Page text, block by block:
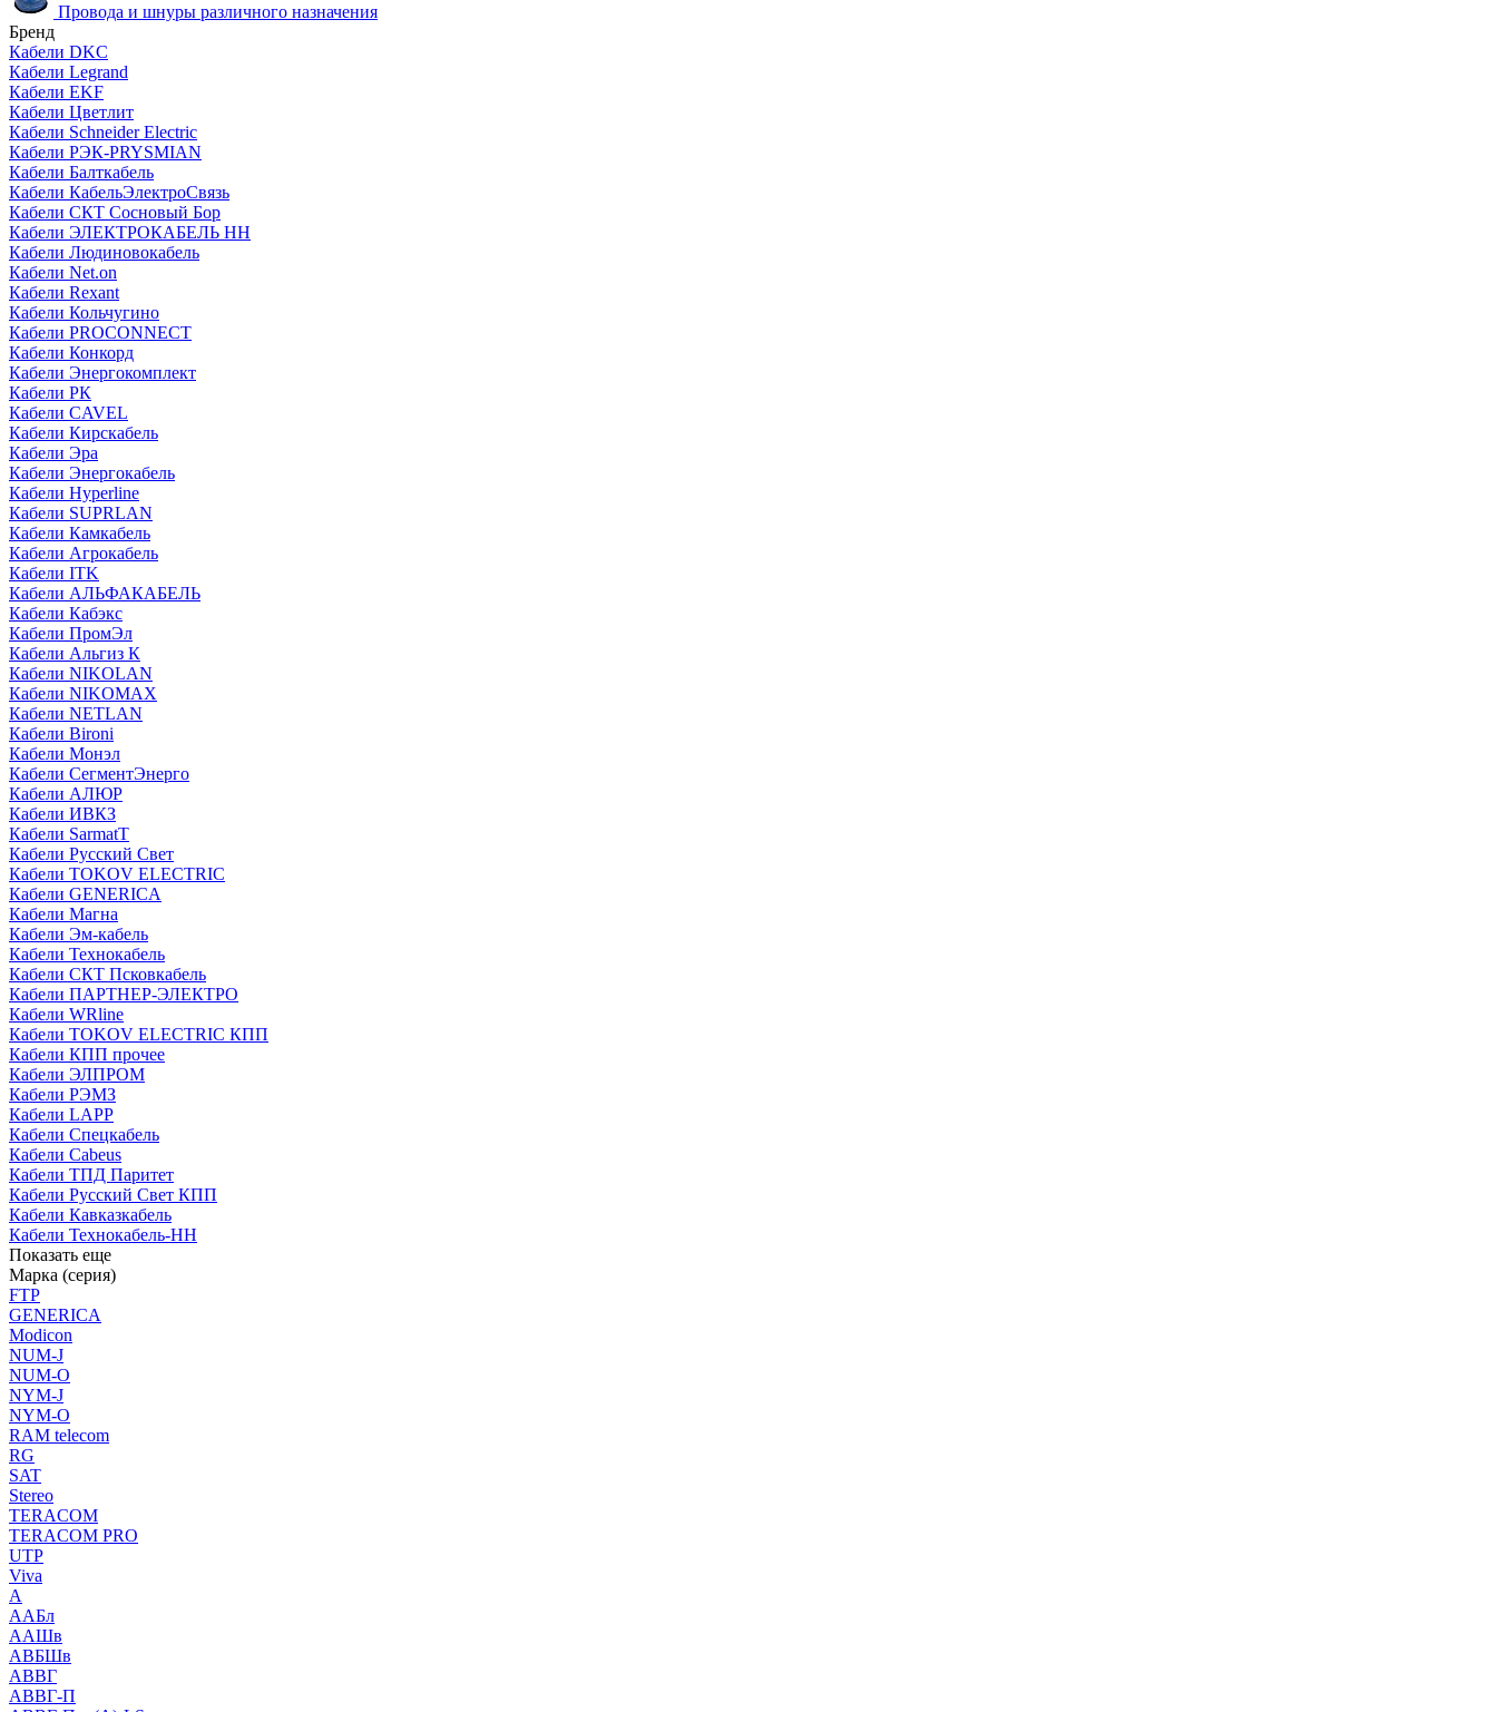
Провода и шнуры различного назначения
Бренд
Кабели DKC
Кабели Legrand
Кабели EKF
Кабели Цветлит
Кабели Schneider Electric
Кабели РЭК-PRYSMIAN
Кабели Балткабель
Кабели КабельЭлектроСвязь
Кабели СКТ Сосновый Бор
Кабели ЭЛЕКТРОКАБЕЛЬ НН
Кабели Людиновокабель
Кабели Net.on
Кабели Rexant
Кабели Кольчугино
Кабели PROCONNECT
Кабели Конкорд
Кабели Энергокомплект
Кабели РК
Кабели CAVEL
Кабели Кирскабель
Кабели Эра
Кабели Энергокабель
Кабели Hyperline
Кабели SUPRLAN
Кабели Камкабель
Кабели Агрокабель
Кабели ITK
Кабели АЛЬФАКАБЕЛЬ
Кабели Кабэкс
Кабели ПромЭл
Кабели Альгиз К
Кабели NIKOLAN
Кабели NIKOMAX
Кабели NETLAN
Кабели Bironi
Кабели Монэл
Кабели СегментЭнерго
Кабели АЛЮР
Кабели ИВКЗ
Кабели SarmatT
Кабели Русский Свет
Кабели TOKOV ELECTRIC
Кабели GENERICA
Кабели Магна
Кабели Эм-кабель
Кабели Технокабель
Кабели СКТ Псковкабель
Кабели ПАРТНЕР-ЭЛЕКТРО
Кабели WRline
Кабели TOKOV ELECTRIC КПП
Кабели КПП прочее
Кабели ЭЛПРОМ
Кабели РЭМЗ
Кабели LAPP
Кабели Спецкабель
Кабели Cabeus
Кабели ТПД Паритет
Кабели Русский Свет КПП
Кабели Кавказкабель
Кабели Технокабель-НН
Показать еще
Марка (серия)
FTP
GENERICA
Modicon
NUM-J
NUM-O
NYM-J
NYM-O
RAM telecom
RG
SAT
Stereo
TERACOM
TERACOM PRO
UTP
Viva
А
ААБл
ААШв
АВБШв
АВВГ
АВВГ-П